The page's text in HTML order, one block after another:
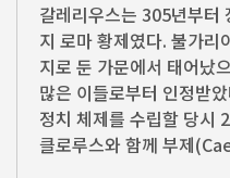
갈레리우스는 305년부터
지 로마 황제였다. 불가리
지로 둔 가문에서 태어났
많은 이들로부터 인정받
정치 체제를 수립할 당시
클로루스와 함께 부제